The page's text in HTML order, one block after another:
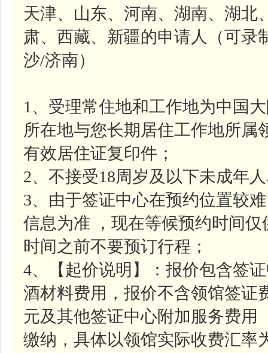
天津、山东、河南、湖南、湖北
肃、西藏、新疆的申请人（可录
沙/济南）
1、受理常住地和工作地为中国
所在地与您长期居住工作地所属
有效居住证复印件；
2、不接受18周岁及以下未成年
3、由于签证中心在预约位置较
信息为准 ，现在等候预约时间
时间之前不要预订行程；
4、【起价说明】：报价包含签
酒材料费用，报价不含领馆签证
元及其他签证中心附加服务费用
缴纳，具体以领馆实际收费汇率